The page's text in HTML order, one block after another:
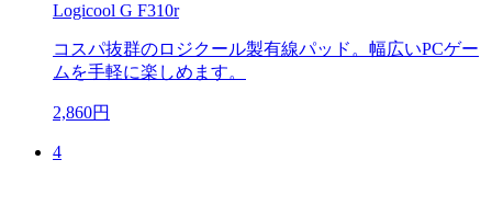
Logicool G F310r
コスパ抜群のロジクール製有線パッド。幅広いPCゲー
ムを手軽に楽しめます。
2,860円
4